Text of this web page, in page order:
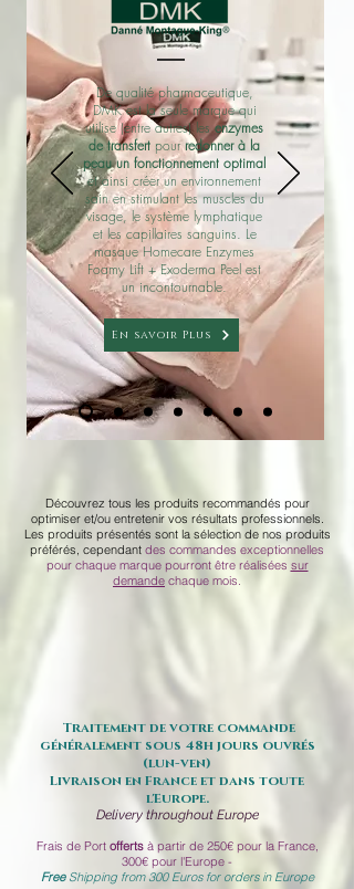
De qualité pharmaceutique,
DMK est la seule marque qui
utilise (entre autres) lesenzymes
de transfert pourredonner à la
peau un fonctionnement optimal
et ainsi créer un environnement
sain en stimulant les muscles du
visage, le système lymphatique
et les capillaires sanguins. Le
masque Homecare Enzymes
Foamy Lift + Exoderma Peel est
un incontournable.
En savoir Plus
Découvrez tous les produits recommandés pour
optimiser et/ou entretenir vos résultats professionnels.
Les produits présentés sont la sélection de nos produits
préférés, cependant des commandes exceptionnelles
pour chaque marque pourront être réalisées sur
demande chaque mois.
Traitement de votre commande
généralement sous 48h jours ouvrés
(lun-ven)
Livraison en France et dans toute
l'Europe.
Delivery throughout Europe
Frais de Port offertsà partir de 250€ pour la France,
300€ pour l'Europe -
FreeShipping from 300 Euros for orders in Europe